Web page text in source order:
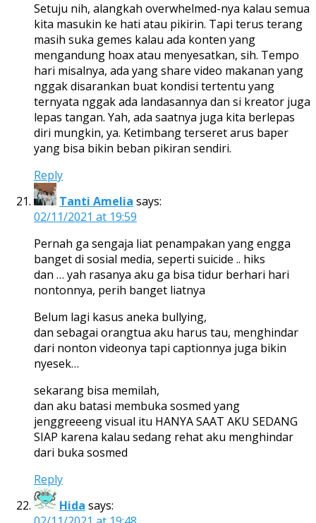
Setuju nih, alangkah overwhelmed-nya kalau semua
kita masukin ke hati atau pikirin. Tapi terus terang
masih suka gemes kalau ada konten yang
mengandung hoax atau menyesatkan, sih. Tempo
hari misalnya, ada yang share video makanan yang
nggak disarankan buat kondisi tertentu yang
ternyata nggak ada landasannya dan si kreator juga
lepas tangan. Yah, ada saatnya juga kita berlepas
diri mungkin, ya. Ketimbang terseret arus baper
yang bisa bikin beban pikiran sendiri.
Reply
Tanti Amelia says:
02/11/2021 at 19:59
Pernah ga sengaja liat penampakan yang engga
banget di sosial media, seperti suicide .. hiks
dan … yah rasanya aku ga bisa tidur berhari hari
nontonnya, perih banget liatnya
Belum lagi kasus aneka bullying,
dan sebagai orangtua aku harus tau, menghindar
dari nonton videonya tapi captionnya juga bikin
nyesek…
sekarang bisa memilah,
dan aku batasi membuka sosmed yang
jenggreeeng visual itu HANYA SAAT AKU SEDANG
SIAP karena kalau sedang rehat aku menghindar
dari buka sosmed
Reply
Hida says: